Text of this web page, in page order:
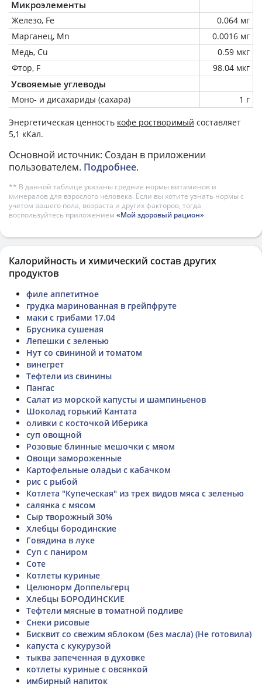
Микроэлементы
Железо, Fe
0.064 мг
Марганец, Mn
0.0016 мг
Медь, Cu
0.59 мкг
Фтор, F
98.04 мкг
Усвояемые углеводы
Моно- и дисахариды (сахара) 1 г
Энергетическая ценность кофе ростворимый составляет
5,1 кКал.
Основной источник: Создан в приложении
пользователем. Подробнее.
** В данной таблице указаны средние нормы витаминов и
минералов для взрослого человека. Если вы хотите узнать нормы с
учетом вашего пола, возраста и других факторов, тогда
воспользуйтесь приложением «Мой здоровый рацион».
Калорийность и химический состав других
продуктов
филе аппетитное
грудка маринованная в грейпфруте
маки с грибами 17.04
Брусника сушеная
Лепешки с зеленью
Нут со свининой и томатом
винегрет
Тефтели из свинины
Пангас
Салат из морской капусты и шампиньенов
Шоколад горький Кантата
оливки с косточкой Иберика
суп овощной
Розовые блинные мешочки с мяом
Овощи замороженные
Картофельные оладьи с кабачком
рис с рыбой
Котлета "Купеческая" из трех видов мяса с зеленью
салянка с мясом
Сыр творожный 30%
Хлебцы бородинские
Говядина в луке
Суп с паниром
Соте
Котлеты куриные
Целюнорм Доппельгерц
Хлебцы БОРОДИНСКИЕ
Тефтели мясные в томатной подливе
Снеки рисовые
Бисквит со свежим яблоком (без масла) (Не готовила)
капуста с кукурузой
тыква запеченная в духовке
котлеты куриные с овсянкой
имбирный напиток